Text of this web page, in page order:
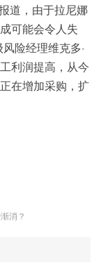
道，由于拉尼娜
可能会令人失
险经理维克多·
利润提高，从今
在增加采购，扩
消？